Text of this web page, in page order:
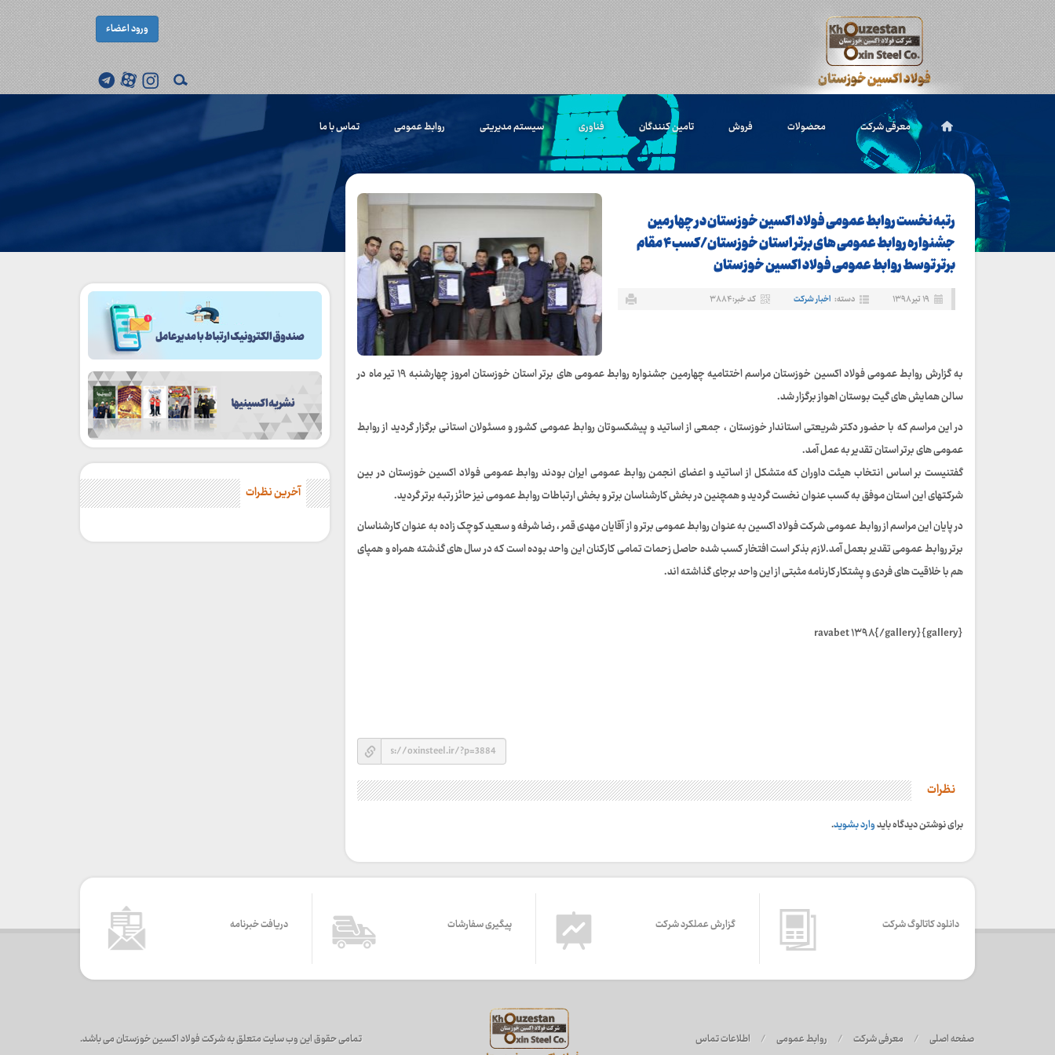
ورود اعضاء
معرفی شرکت محصولات فروش تامین کنندگان فناوری سیستم مدیریتی روابط عمومی تماس با ما
رتبه نخست روابط عمومی فولاد اکسین خوزستان در چهارمین
جشنواره روابط عمومی های برتر استان خوزستان/کسب ۴ مقام
برتر توسط روابط عمومی فولاد اکسین خوزستان
۱۹ تیر ۱۳۹۸ دسته: اخبار شرکت کد خبر: ۳۸۸۴
به گزارش روابط عمومی فولاد اکسین خوزستان مراسم اختتامیه چهارمین جشنواره روابط عمومی های برتر استان خوزستان امروز چهارشنبه ۱۹ تیر ماه در
سالن همایش های گیت بوستان اهواز برگزار شد.
در این مراسم که با حضور دکتر شریعتی استاندار خوزستان ، جمعی از اساتید و پیشکسوتان روابط عمومی کشور و مسئولان استانی برگزار گردید از روابط
عمومی های برتر استان تقدیر به عمل آمد.
گفتنیست بر اساس انتخاب هیئت داوران که متشکل از اساتید و اعضای انجمن روابط عمومی ایران بودند روابط عمومی فولاد اکسین خوزستان در بین
شرکتهای این استان موفق به کسب عنوان نخست گردید و همچنین در بخش کارشناسان برتر و بخش ارتباطات روابط عمومی نیز حائز رتبه برتر گردید.
در پایان این مراسم از روابط عمومی شرکت فولاد اکسین به عنوان روابط عمومی برتر و از آقایان مهدی قمر ، رضا شرفه و سعید کوچک زاده به عنوان کارشناسان
برتر روابط عمومی تقدیر بعمل آمد.لازم بذکر است افتخار کسب شده حاصل زحمات تمامی کارکنان این واحد بوده است که در سال های گذشته همراه و همپای
هم با خلاقیت های فردی و پشتکار کارنامه مثبتی از این واحد برجای گذاشته اند.
{gallery}ravabet ۱۳۹۸{/gallery}
نظرات
برای نوشتن دیدگاه بایدوارد بشوید.
آخرین نظرات
دانلود کاتالوگ شرکت گزارش عملکرد شرکت پیگیری سفارشات دریافت خبرنامه
صفحه اصلی / معرفی شرکت / روابط عمومی / اطلاعات تماس تمامی حقوق این وب سایت متعلق به شرکت فولاد اکسین خوزستان می باشد.